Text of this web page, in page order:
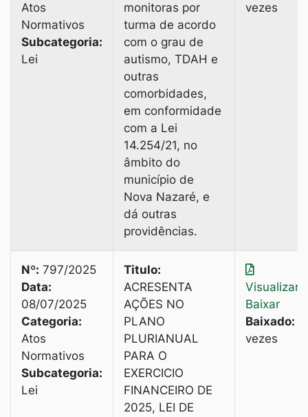
Atos
Normativos
Subcategoria:
Lei
monitoras por
turma de acordo
com o grau de
autismo, TDАН е
outras
comorbidades,
em conformidade
com a Lei
14.254/21, no
âmbito do
município de
Nova Nazaré, e
dá outras
providências.
vezes
Nº: 797/2025
Data:
08/07/2025
Categoria:
Atos
Normativos
Subcategoria:
Lei
Titulo:
ACRESENTA
AÇÕES NO
PLANO
PLURIANUAL
PARA O
EXERCICIO
FINANCEIRO DE
2025, LEI DE
Visualizar
Baixar
Baixado:
vezes